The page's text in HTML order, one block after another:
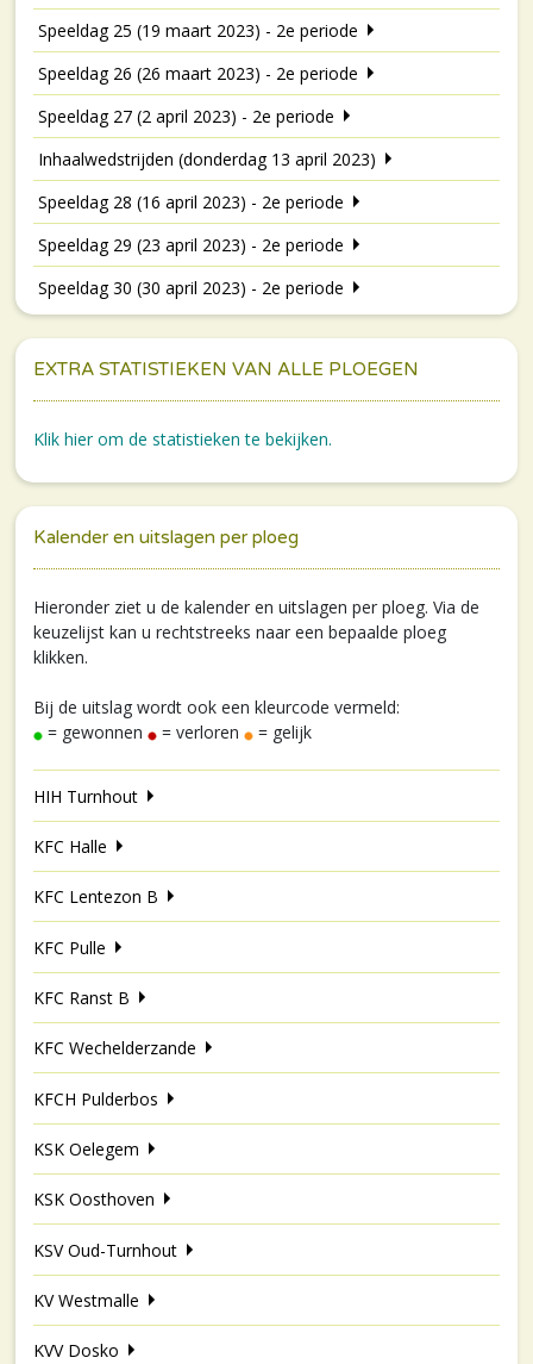
Speeldag 25 (19 maart 2023) - 2e periode
Speeldag 26 (26 maart 2023) - 2e periode
Speeldag 27 (2 april 2023) - 2e periode
Inhaalwedstrijden (donderdag 13 april 2023)
Speeldag 28 (16 april 2023) - 2e periode
Speeldag 29 (23 april 2023) - 2e periode
Speeldag 30 (30 april 2023) - 2e periode
EXTRA STATISTIEKEN VAN ALLE PLOEGEN
Klik hier om de statistieken te bekijken.
Kalender en uitslagen per ploeg
Hieronder ziet u de kalender en uitslagen per ploeg. Via de
keuzelijst kan u rechtstreeks naar een bepaalde ploeg
klikken.
Bij de uitslag wordt ook een kleurcode vermeld:
= gewonnen
= verloren = gelijk
HIH Turnhout
KFC Halle
KFC Lentezon B
KFC Pulle
KFC Ranst B
KFC Wechelderzande
KFCH Pulderbos
KSK Oelegem
KSK Oosthoven
KSV Oud-Turnhout
KV Westmalle
KVV Dosko